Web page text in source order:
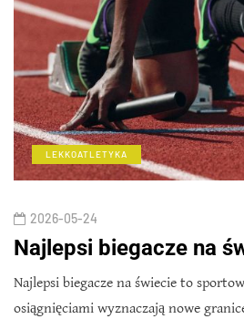
LEKKOATLETYKA
2026-05-24
Najlepsi biegacze na
Najlepsi biegacze na świecie to
osiągnięciami wyznaczają nowe